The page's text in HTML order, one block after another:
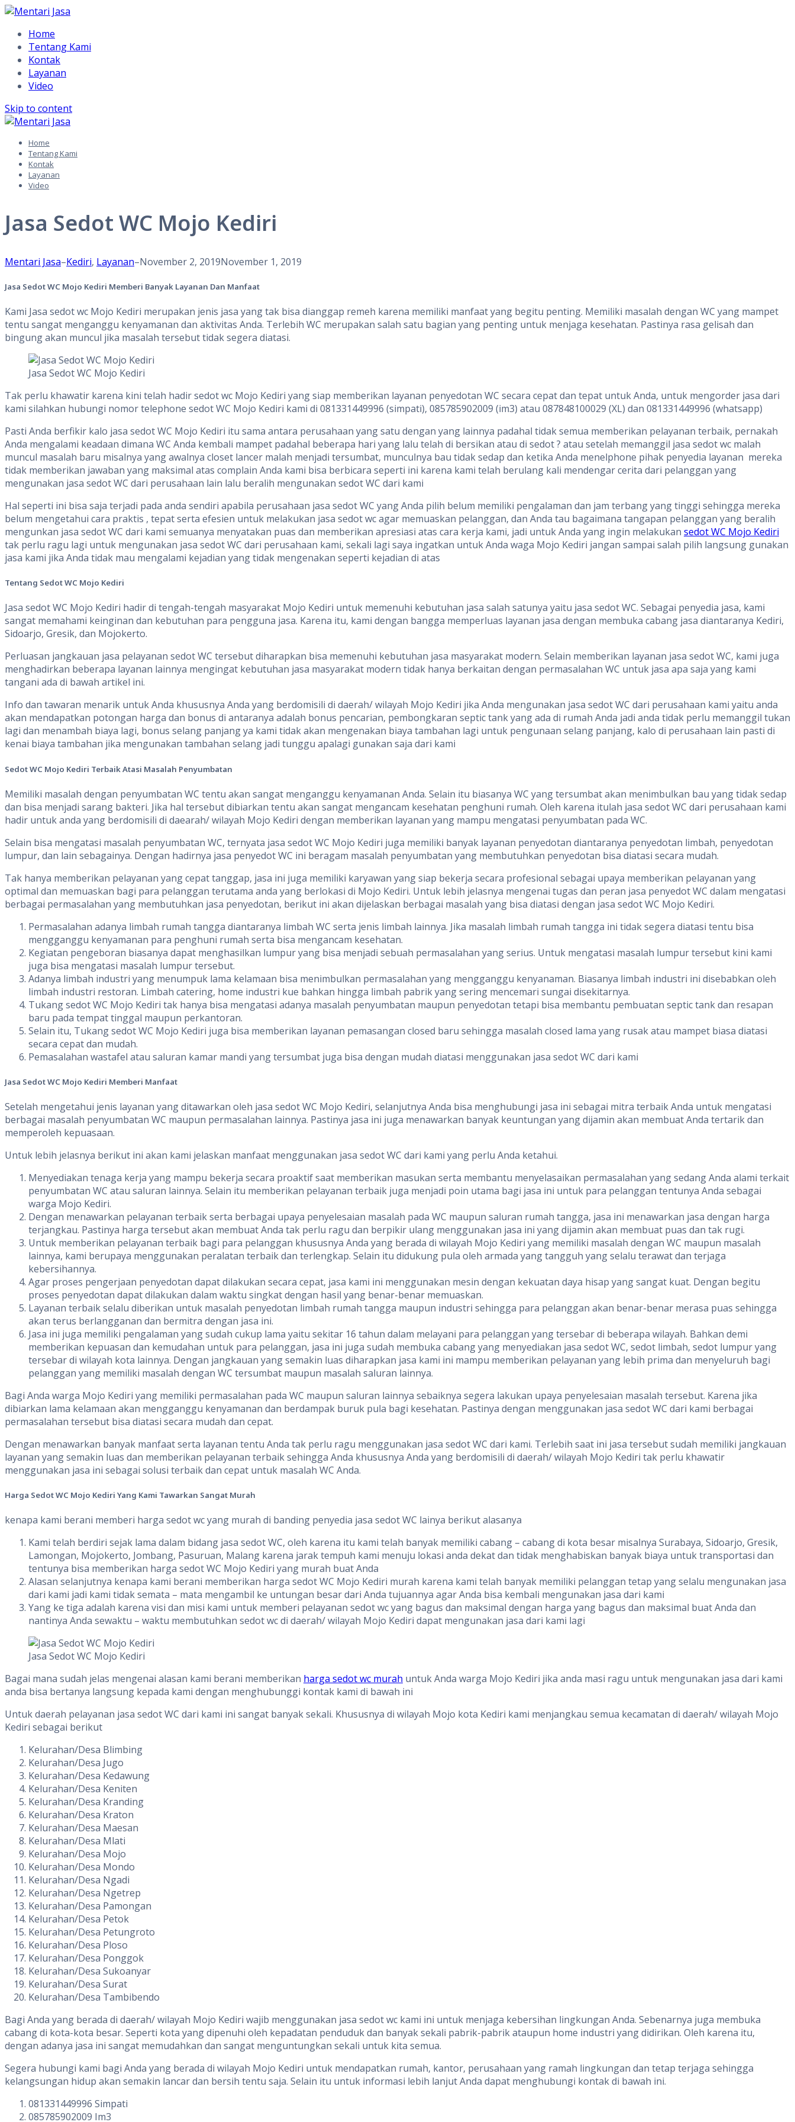
Home
Tentang Kami
Kontak
Layanan
Video
Skip to content
Home
Tentang Kami
Kontak
Layanan
Video
Jasa Sedot WC Mojo Kediri
Mentari Jasa–Kediri, Layanan–November 2, 2019November 1, 2019
Jasa Sedot WC Mojo Kediri Memberi Banyak Layanan Dan Manfaat
Kami Jasa sedot wc Mojo Kediri merupakan jenis jasa yang tak bisa dianggap remeh karena memiliki manfaat yang begitu penting. Memiliki masalah dengan WC yang mampet
tentu sangat menganggu kenyamanan dan aktivitas Anda. Terlebih WC merupakan salah satu bagian yang penting untuk menjaga kesehatan. Pastinya rasa gelisah dan
bingung akan muncul jika masalah tersebut tidak segera diatasi.
Jasa Sedot WC Mojo Kediri
Tak perlu khawatir karena kini telah hadir sedot wc Mojo Kediri yang siap memberikan layanan penyedotan WC secara cepat dan tepat untuk Anda, untuk mengorder jasa dari
kami silahkan hubungi nomor telephone sedot WC Mojo Kediri kami di 081331449996 (simpati), 085785902009 (im3) atau 087848100029 (XL) dan 081331449996 (whatsapp)
Pasti Anda berfikir kalo jasa sedot WC Mojo Kediri itu sama antara perusahaan yang satu dengan yang lainnya padahal tidak semua memberikan pelayanan terbaik, pernakah
Anda mengalami keadaan dimana WC Anda kembali mampet padahal beberapa hari yang lalu telah di bersikan atau di sedot ? atau setelah memanggil jasa sedot wc malah
muncul masalah baru misalnya yang awalnya closet lancer malah menjadi tersumbat, munculnya bau tidak sedap dan ketika Anda menelphone pihak penyedia layanan mereka
tidak memberikan jawaban yang maksimal atas complain Anda kami bisa berbicara seperti ini karena kami telah berulang kali mendengar cerita dari pelanggan yang
mengunakan jasa sedot WC dari perusahaan lain lalu beralih mengunakan sedot WC dari kami
Hal seperti ini bisa saja terjadi pada anda sendiri apabila perusahaan jasa sedot WC yang Anda pilih belum memiliki pengalaman dan jam terbang yang tinggi sehingga mereka
belum mengetahui cara praktis , tepat serta efesien untuk melakukan jasa sedot wc agar memuaskan pelanggan, dan Anda tau bagaimana tangapan pelanggan yang beralih
mengunkan jasa sedot WC dari kami semuanya menyatakan puas dan memberikan apresiasi atas cara kerja kami, jadi untuk Anda yang ingin melakukan sedot WC Mojo Kediri
tak perlu ragu lagi untuk mengunakan jasa sedot WC dari perusahaan kami, sekali lagi saya ingatkan untuk Anda waga Mojo Kediri jangan sampai salah pilih langsung gunakan
jasa kami jika Anda tidak mau mengalami kejadian yang tidak mengenakan seperti kejadian di atas
Tentang Sedot WC Mojo Kediri
Jasa sedot WC Mojo Kediri hadir di tengah-tengah masyarakat Mojo Kediri untuk memenuhi kebutuhan jasa salah satunya yaitu jasa sedot WC. Sebagai penyedia jasa, kami
sangat memahami keinginan dan kebutuhan para pengguna jasa. Karena itu, kami dengan bangga memperluas layanan jasa dengan membuka cabang jasa diantaranya Kediri,
Sidoarjo, Gresik, dan Mojokerto.
Perluasan jangkauan jasa pelayanan sedot WC tersebut diharapkan bisa memenuhi kebutuhan jasa masyarakat modern. Selain memberikan layanan jasa sedot WC, kami juga
menghadirkan beberapa layanan lainnya mengingat kebutuhan jasa masyarakat modern tidak hanya berkaitan dengan permasalahan WC untuk jasa apa saja yang kami
tangani ada di bawah artikel ini.
Info dan tawaran menarik untuk Anda khususnya Anda yang berdomisili di daerah/ wilayah Mojo Kediri jika Anda mengunakan jasa sedot WC dari perusahaan kami yaitu anda
akan mendapatkan potongan harga dan bonus di antaranya adalah bonus pencarian, pembongkaran septic tank yang ada di rumah Anda jadi anda tidak perlu memanggil tukan
lagi dan menambah biaya lagi, bonus selang panjang ya kami tidak akan mengenakan biaya tambahan lagi untuk pengunaan selang panjang, kalo di perusahaan lain pasti di
kenai biaya tambahan jika mengunakan tambahan selang jadi tunggu apalagi gunakan saja dari kami
Sedot WC Mojo Kediri Terbaik Atasi Masalah Penyumbatan
Memiliki masalah dengan penyumbatan WC tentu akan sangat menganggu kenyamanan Anda. Selain itu biasanya WC yang tersumbat akan menimbulkan bau yang tidak sedap
dan bisa menjadi sarang bakteri. Jika hal tersebut dibiarkan tentu akan sangat mengancam kesehatan penghuni rumah. Oleh karena itulah jasa sedot WC dari perusahaan kami
hadir untuk anda yang berdomisili di daearah/ wilayah Mojo Kediri dengan memberikan layanan yang mampu mengatasi penyumbatan pada WC.
Selain bisa mengatasi masalah penyumbatan WC, ternyata jasa sedot WC Mojo Kediri juga memiliki banyak layanan penyedotan diantaranya penyedotan limbah, penyedotan
lumpur, dan lain sebagainya. Dengan hadirnya jasa penyedot WC ini beragam masalah penyumbatan yang membutuhkan penyedotan bisa diatasi secara mudah.
Tak hanya memberikan pelayanan yang cepat tanggap, jasa ini juga memiliki karyawan yang siap bekerja secara profesional sebagai upaya memberikan pelayanan yang
optimal dan memuaskan bagi para pelanggan terutama anda yang berlokasi di Mojo Kediri. Untuk lebih jelasnya mengenai tugas dan peran jasa penyedot WC dalam mengatasi
berbagai permasalahan yang membutuhkan jasa penyedotan, berikut ini akan dijelaskan berbagai masalah yang bisa diatasi dengan jasa sedot WC Mojo Kediri.
Permasalahan adanya limbah rumah tangga diantaranya limbah WC serta jenis limbah lainnya. Jika masalah limbah rumah tangga ini tidak segera diatasi tentu bisa
mengganggu kenyamanan para penghuni rumah serta bisa mengancam kesehatan.
Kegiatan pengeboran biasanya dapat menghasilkan lumpur yang bisa menjadi sebuah permasalahan yang serius. Untuk mengatasi masalah lumpur tersebut kini kami
juga bisa mengatasi masalah lumpur tersebut.
Adanya limbah industri yang menumpuk lama kelamaan bisa menimbulkan permasalahan yang mengganggu kenyanaman. Biasanya limbah industri ini disebabkan oleh
limbah industri restoran. Limbah catering, home industri kue bahkan hingga limbah pabrik yang sering mencemari sungai disekitarnya.
Tukang sedot WC Mojo Kediri tak hanya bisa mengatasi adanya masalah penyumbatan maupun penyedotan tetapi bisa membantu pembuatan septic tank dan resapan
baru pada tempat tinggal maupun perkantoran.
Selain itu, Tukang sedot WC Mojo Kediri juga bisa memberikan layanan pemasangan closed baru sehingga masalah closed lama yang rusak atau mampet biasa diatasi
secara cepat dan mudah.
Pemasalahan wastafel atau saluran kamar mandi yang tersumbat juga bisa dengan mudah diatasi menggunakan jasa sedot WC dari kami
Jasa Sedot WC Mojo Kediri Memberi Manfaat
Setelah mengetahui jenis layanan yang ditawarkan oleh jasa sedot WC Mojo Kediri, selanjutnya Anda bisa menghubungi jasa ini sebagai mitra terbaik Anda untuk mengatasi
berbagai masalah penyumbatan WC maupun permasalahan lainnya. Pastinya jasa ini juga menawarkan banyak keuntungan yang dijamin akan membuat Anda tertarik dan
memperoleh kepuasaan.
Untuk lebih jelasnya berikut ini akan kami jelaskan manfaat menggunakan jasa sedot WC dari kami yang perlu Anda ketahui.
Menyediakan tenaga kerja yang mampu bekerja secara proaktif saat memberikan masukan serta membantu menyelasaikan permasalahan yang sedang Anda alami terkait
penyumbatan WC atau saluran lainnya. Selain itu memberikan pelayanan terbaik juga menjadi poin utama bagi jasa ini untuk para pelanggan tentunya Anda sebagai
warga Mojo Kediri.
Dengan menawarkan pelayanan terbaik serta berbagai upaya penyelesaian masalah pada WC maupun saluran rumah tangga, jasa ini menawarkan jasa dengan harga
terjangkau. Pastinya harga tersebut akan membuat Anda tak perlu ragu dan berpikir ulang menggunakan jasa ini yang dijamin akan membuat puas dan tak rugi.
Untuk memberikan pelayanan terbaik bagi para pelanggan khususnya Anda yang berada di wilayah Mojo Kediri yang memiliki masalah dengan WC maupun masalah
lainnya, kami berupaya menggunakan peralatan terbaik dan terlengkap. Selain itu didukung pula oleh armada yang tangguh yang selalu terawat dan terjaga
kebersihannya.
Agar proses pengerjaan penyedotan dapat dilakukan secara cepat, jasa kami ini menggunakan mesin dengan kekuatan daya hisap yang sangat kuat. Dengan begitu
proses penyedotan dapat dilakukan dalam waktu singkat dengan hasil yang benar-benar memuaskan.
Layanan terbaik selalu diberikan untuk masalah penyedotan limbah rumah tangga maupun industri sehingga para pelanggan akan benar-benar merasa puas sehingga
akan terus berlangganan dan bermitra dengan jasa ini.
Jasa ini juga memiliki pengalaman yang sudah cukup lama yaitu sekitar 16 tahun dalam melayani para pelanggan yang tersebar di beberapa wilayah. Bahkan demi
memberikan kepuasan dan kemudahan untuk para pelanggan, jasa ini juga sudah membuka cabang yang menyediakan jasa sedot WC, sedot limbah, sedot lumpur yang
tersebar di wilayah kota lainnya. Dengan jangkauan yang semakin luas diharapkan jasa kami ini mampu memberikan pelayanan yang lebih prima dan menyeluruh bagi
pelanggan yang memiliki masalah dengan WC tersumbat maupun masalah saluran lainnya.
Bagi Anda warga Mojo Kediri yang memiliki permasalahan pada WC maupun saluran lainnya sebaiknya segera lakukan upaya penyelesaian masalah tersebut. Karena jika
dibiarkan lama kelamaan akan mengganggu kenyamanan dan berdampak buruk pula bagi kesehatan. Pastinya dengan menggunakan jasa sedot WC dari kami berbagai
permasalahan tersebut bisa diatasi secara mudah dan cepat.
Dengan menawarkan banyak manfaat serta layanan tentu Anda tak perlu ragu menggunakan jasa sedot WC dari kami. Terlebih saat ini jasa tersebut sudah memiliki jangkauan
layanan yang semakin luas dan memberikan pelayanan terbaik sehingga Anda khususnya Anda yang berdomisili di daerah/ wilayah Mojo Kediri tak perlu khawatir
menggunakan jasa ini sebagai solusi terbaik dan cepat untuk masalah WC Anda.
Harga SedotWC Mojo Kediri Yang Kami Tawarkan Sangat Murah
kenapa kami berani memberi harga sedot wc yang murah di banding penyedia jasa sedot WC lainya berikut alasanya
Kami telah berdiri sejak lama dalam bidang jasa sedot WC, oleh karena itu kami telah banyak memiliki cabang – cabang di kota besar misalnya Surabaya, Sidoarjo, Gresik,
Lamongan, Mojokerto, Jombang, Pasuruan, Malang karena jarak tempuh kami menuju lokasi anda dekat dan tidak menghabiskan banyak biaya untuk transportasi dan
tentunya bisa memberikan harga sedot WC Mojo Kediri yang murah buat Anda
Alasan selanjutnya kenapa kami berani memberikan harga sedot WC Mojo Kediri murah karena kami telah banyak memiliki pelanggan tetap yang selalu mengunakan jasa
dari kami jadi kami tidak semata – mata mengambil ke untungan besar dari Anda tujuannya agar Anda bisa kembali mengunakan jasa dari kami
Yang ke tiga adalah karena visi dan misi kami untuk memberi pelayanan sedot wc yang bagus dan maksimal dengan harga yang bagus dan maksimal buat Anda dan
nantinya Anda sewaktu – waktu membutuhkan sedot wc di daerah/ wilayah Mojo Kediri dapat mengunakan jasa dari kami lagi
Jasa Sedot WC Mojo Kediri
Bagai mana sudah jelas mengenai alasan kami berani memberikan harga sedot wc murah untuk Anda warga Mojo Kediri jika anda masi ragu untuk mengunakan jasa dari kami
anda bisa bertanya langsung kepada kami dengan menghubunggi kontak kami di bawah ini
Untuk daerah pelayanan jasa sedot WC dari kami ini sangat banyak sekali. Khususnya di wilayah Mojo kota Kediri kami menjangkau semua kecamatan di daerah/ wilayah Mojo
Kediri sebagai berikut
Kelurahan/Desa Blimbing
Kelurahan/Desa Jugo
Kelurahan/Desa Kedawung
Kelurahan/Desa Keniten
Kelurahan/Desa Kranding
Kelurahan/Desa Kraton
Kelurahan/Desa Maesan
Kelurahan/Desa Mlati
Kelurahan/Desa Mojo
Kelurahan/Desa Mondo
Kelurahan/Desa Ngadi
Kelurahan/Desa Ngetrep
Kelurahan/Desa Pamongan
Kelurahan/Desa Petok
Kelurahan/Desa Petungroto
Kelurahan/Desa Ploso
Kelurahan/Desa Ponggok
Kelurahan/Desa Sukoanyar
Kelurahan/Desa Surat
Kelurahan/Desa Tambibendo
Bagi Anda yang berada di daerah/ wilayah Mojo Kediri wajib menggunakan jasa sedot wc kami ini untuk menjaga kebersihan lingkungan Anda. Sebenarnya juga membuka
cabang di kota-kota besar. Seperti kota yang dipenuhi oleh kepadatan penduduk dan banyak sekali pabrik-pabrik ataupun home industri yang didirikan. Oleh karena itu,
dengan adanya jasa ini sangat memudahkan dan sangat menguntungkan sekali untuk kita semua.
Segera hubungi kami bagi Anda yang berada di wilayah Mojo Kediri untuk mendapatkan rumah, kantor, perusahaan yang ramah lingkungan dan tetap terjaga sehingga
kelangsungan hidup akan semakin lancar dan bersih tentu saja. Selain itu untuk informasi lebih lanjut Anda dapat menghubungi kontak di bawah ini.
081331449996 Simpati
085785902009 Im3